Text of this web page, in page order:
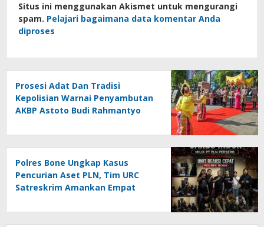
Situs ini menggunakan Akismet untuk mengurangi
spam. Pelajari bagaimana data komentar Anda
diproses
Prosesi Adat Dan Tradisi
Kepolisian Warnai Penyambutan
AKBP Astoto Budi Rahmantyo
Polres Bone Ungkap Kasus
Pencurian Aset PLN, Tim URC
Satreskrim Amankan Empat